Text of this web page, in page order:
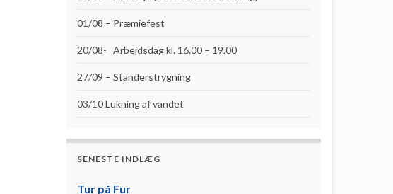
01/08 – Præmiefest
20/08- Arbejdsdag kl. 16.00 – 19.00
27/09 – Standerstrygning
03/10 Lukning af vandet
SENESTE INDLÆG
Tur på Fur